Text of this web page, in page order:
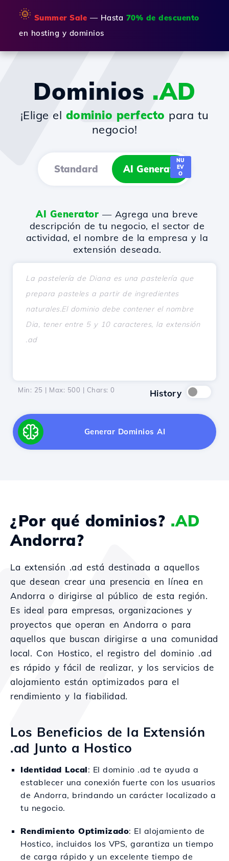
🌞 Summer Sale — Hasta 70% de descuento
en hosting y dominios
Dominios .AD
¡Elige el dominio perfecto para tu
negocio!
Standard AI Generator
NU
EV
O
AI Generator — Agrega una breve
descripción de tu negocio, el sector de
actividad, el nombre de la empresa y la
extensión deseada.
Min: 25 | Max: 500 | Chars: 0 History
Generar Dominios AI
¿Por qué dominios? .AD
Andorra?
La extensión .ad está destinada a aquellos
que desean crear una presencia en línea en
Andorra o dirigirse al público de esta región.
Es ideal para empresas, organizaciones y
proyectos que operan en Andorra o para
aquellos que buscan dirigirse a una comunidad
local. Con Hostico, el registro del dominio .ad
es rápido y fácil de realizar, y los servicios de
alojamiento están optimizados para el
rendimiento y la fiabilidad.
Los Beneficios de la Extensión
.ad Junto a Hostico
Identidad Local: El dominio .ad te ayuda a
establecer una conexión fuerte con los usuarios
de Andorra, brindando un carácter localizado a
tu negocio.
Rendimiento Optimizado: El alojamiento de
Hostico, incluidos los VPS, garantiza un tiempo
de carga rápido y un excelente tiempo de